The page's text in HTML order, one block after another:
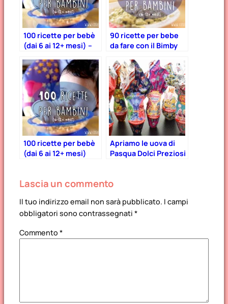
100 ricette per bebè
(dai 6 ai 12+ mesi) –
90 ricette per bebe
da fare con il Bimby
100 ricette per bebè
(dai 6 ai 12+ mesi)
Apriamo le uova di
Pasqua Dolci Preziosi
Lascia un commento
Il tuo indirizzo email non sarà pubblicato. I campi
obbligatori sono contrassegnati *
Commento *